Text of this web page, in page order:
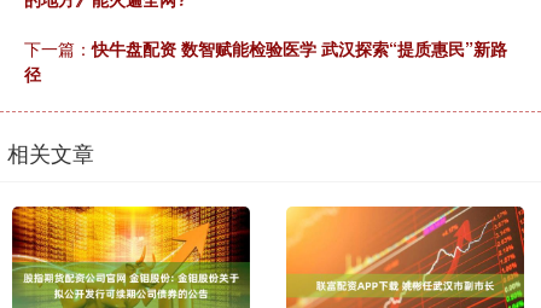
下一篇：快牛盘配资 数智赋能检验医学 武汉探索“提质惠民”新路
径
相关文章